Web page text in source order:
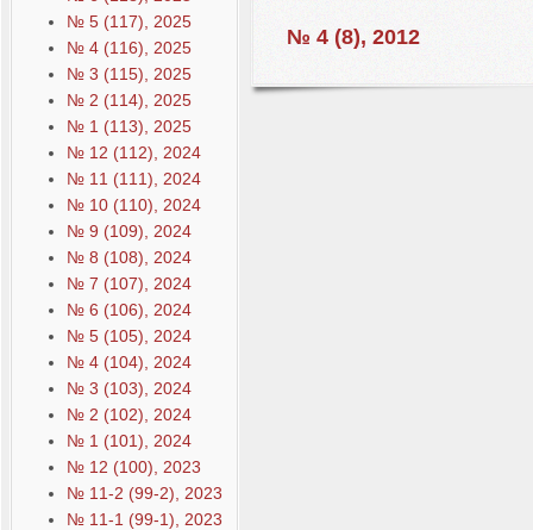
№ 5 (117), 2025
№ 4 (116), 2025
№ 3 (115), 2025
№ 2 (114), 2025
№ 1 (113), 2025
№ 12 (112), 2024
№ 11 (111), 2024
№ 10 (110), 2024
№ 9 (109), 2024
№ 8 (108), 2024
№ 7 (107), 2024
№ 6 (106), 2024
№ 5 (105), 2024
№ 4 (104), 2024
№ 3 (103), 2024
№ 2 (102), 2024
№ 1 (101), 2024
№ 12 (100), 2023
№ 11-2 (99-2), 2023
№ 11-1 (99-1), 2023
№ 4 (8), 2012